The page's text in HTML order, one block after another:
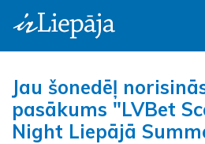
Jau šonedēļ
pasākums "LVBet
Night Liepājā